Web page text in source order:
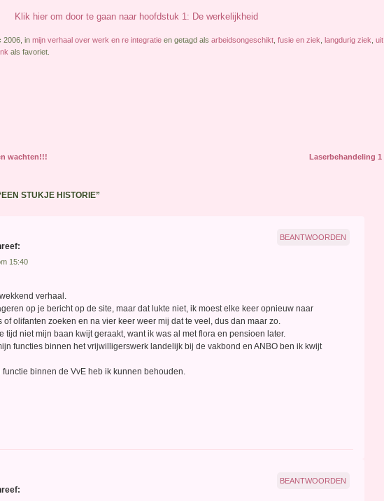
Klik hier om door te gaan naar hoofdstuk 1: De werkelijkheid
2006, in mijn verhaal over werk en re integratieen getagd als arbeidsongeschikt, fusie en ziek langdurig ziek uit
als favoriet.
wachten!!! Laserbehandeling 1
EEN STUKJE HISTORIE”
15:40
verhaal.
op je bericht op de site, maar dat lukte niet, ik moest elke keer opnieuw naar
of olifanten zoeken en na vier keer weer mij dat te veel, dus dan maar zo.
tijd niet mijn baan kwijt geraakt, want ik was al met flora en pensioen later.
functies binnen het vrijwilligerswerk landelijk bij de vakbond en ANBO ben ik kwijt
binnen de VvE heb ik kunnen behouden.
BEANTWOORDEN
BEANTWOORDEN